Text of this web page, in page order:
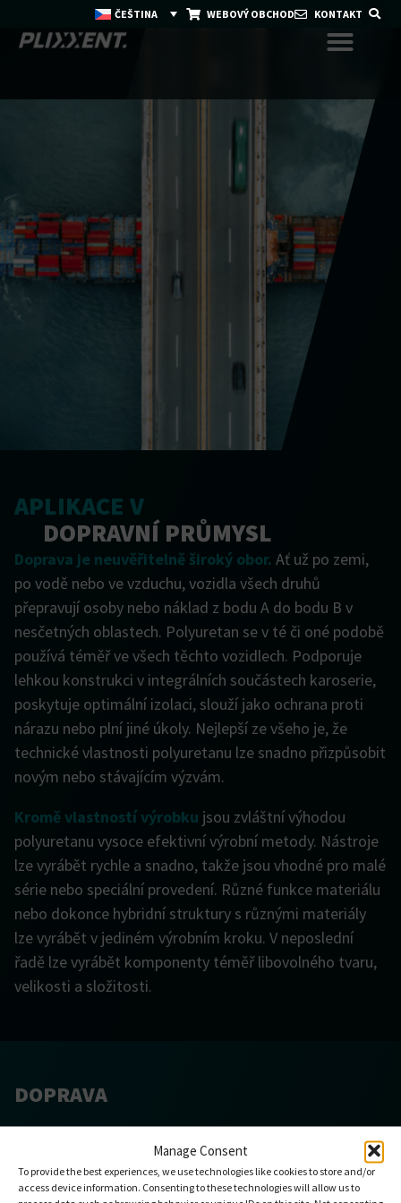
Manage Consent
To provide the best experiences, we use technologies like cookies to store and/or
access device information. Consenting to these technologies will allow us to
ČEŠTINA WEBOVÝ OBCHOD KONTAKT
APLIKACE V
DOPRAVNÍ PRŮMYSL
Doprava je neuvěřitelně široký obor. Ať už po zemi,
po vodě nebo ve vzduchu, vozidla všech druhů
přepravují osoby nebo náklad z bodu A do bodu B v
nesčetných oblastech. Polyuretan se v té či oné podobě
používá téměř ve všech těchto vozidlech. Podporuje
lehkou konstrukci v integrálních součástech karoserie,
poskytuje optimální izolaci, slouží jako ochrana proti
nárazu nebo plní jiné úkoly. Nejlepší ze všeho je, že
technické vlastnosti polyuretanu lze snadno přizpůsobit
novým nebo stávajícím výzvám.
Kromě vlastností výrobku jsou zvláštní výhodou
polyuretanu vysoce efektivní výrobní metody. Nástroje
lze vyrábět rychle a snadno, takže jsou vhodné pro malé
série nebo speciální provedení. Různé funkce materiálu
nebo dokonce hybridní struktury s různými materiály
lze vyrábět v jediném výrobním kroku. V neposlední
řadě lze vyrábět komponenty téměř libovolného tvaru,
velikosti a složitosti.
DOPRAVA